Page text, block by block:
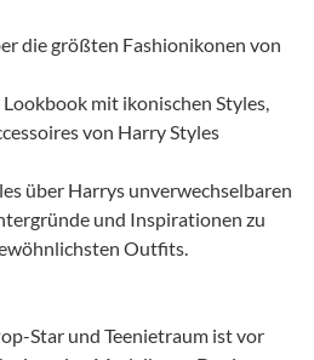
die größten Fashionikonen von
mit ikonischen Styles,
von Harry Styles
über Harrys unverwechselbaren
und Inspirationen zu
Outfits.
Star und Teenietraum ist vor